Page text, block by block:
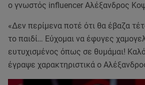
ο γνωστός influencer Αλέξανδρος
«Δεν περίμενα ποτέ ότι θα έβαζα
το παιδί… Εύχομαι να έφυγες
ευτυχισμένος όπως σε θυμάμαι!
έγραψε χαρακτηριστικά ο